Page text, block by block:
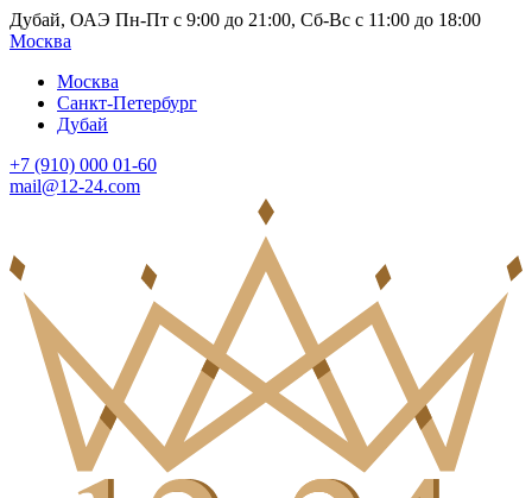
Дубай, ОАЭ Пн-Пт с 9:00 до 21:00, Сб-Вс с 11:00 до 18:00
Москва
Москва
Санкт-Петербург
Дубай
+7 (910) 000 01-60
mail@12-24.com